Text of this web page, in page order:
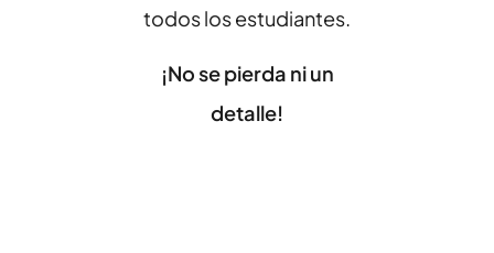
todos los estudiantes.
¡No se pierda ni un
detalle!